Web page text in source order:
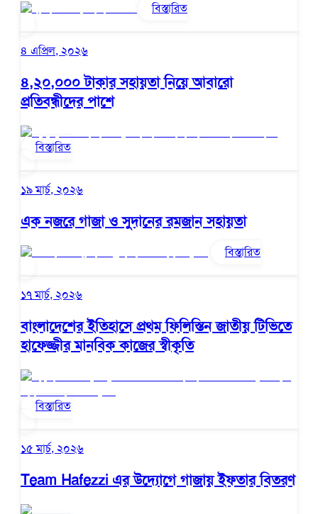
বিস্তারিত
৪ এপ্রিল, ২০২৬
৪,২০,০০০ টাকার সহায়তা নিয়ে আবারো
প্রতিবন্ধীদের পাশে
বিস্তারিত
১৯ মার্চ, ২০২৬
এক নজরে গাজা ও সুদানের রমজান সহায়তা
বিস্তারিত
১৭ মার্চ, ২০২৬
বাংলাদেশের ইতিহাসে প্রথম ফিলিস্তিন জাতীয় টিভিতে
হাফেজ্জীর মানবিক কাজের স্বীকৃতি
বিস্তারিত
১৫ মার্চ, ২০২৬
Team Hafezzi এর উদ্যোগে গাজায় ইফতার বিতরণ